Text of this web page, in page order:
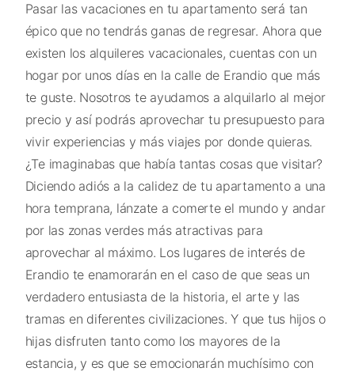
Pasar las vacaciones en tu apartamento será tan
épico que no tendrás ganas de regresar. Ahora que
existen los alquileres vacacionales, cuentas con un
hogar por unos días en la calle de Erandio que más
te guste. Nosotros te ayudamos a alquilarlo al mejor
precio y así podrás aprovechar tu presupuesto para
vivir experiencias y más viajes por donde quieras.
¿Te imaginabas que había tantas cosas que visitar?
Diciendo adiós a la calidez de tu apartamento a una
hora temprana, lánzate a comerte el mundo y andar
por las zonas verdes más atractivas para
aprovechar al máximo. Los lugares de interés de
Erandio te enamorarán en el caso de que seas un
verdadero entusiasta de la historia, el arte y las
tramas en diferentes civilizaciones. Y que tus hijos o
hijas disfruten tanto como los mayores de la
estancia, y es que se emocionarán muchísimo con